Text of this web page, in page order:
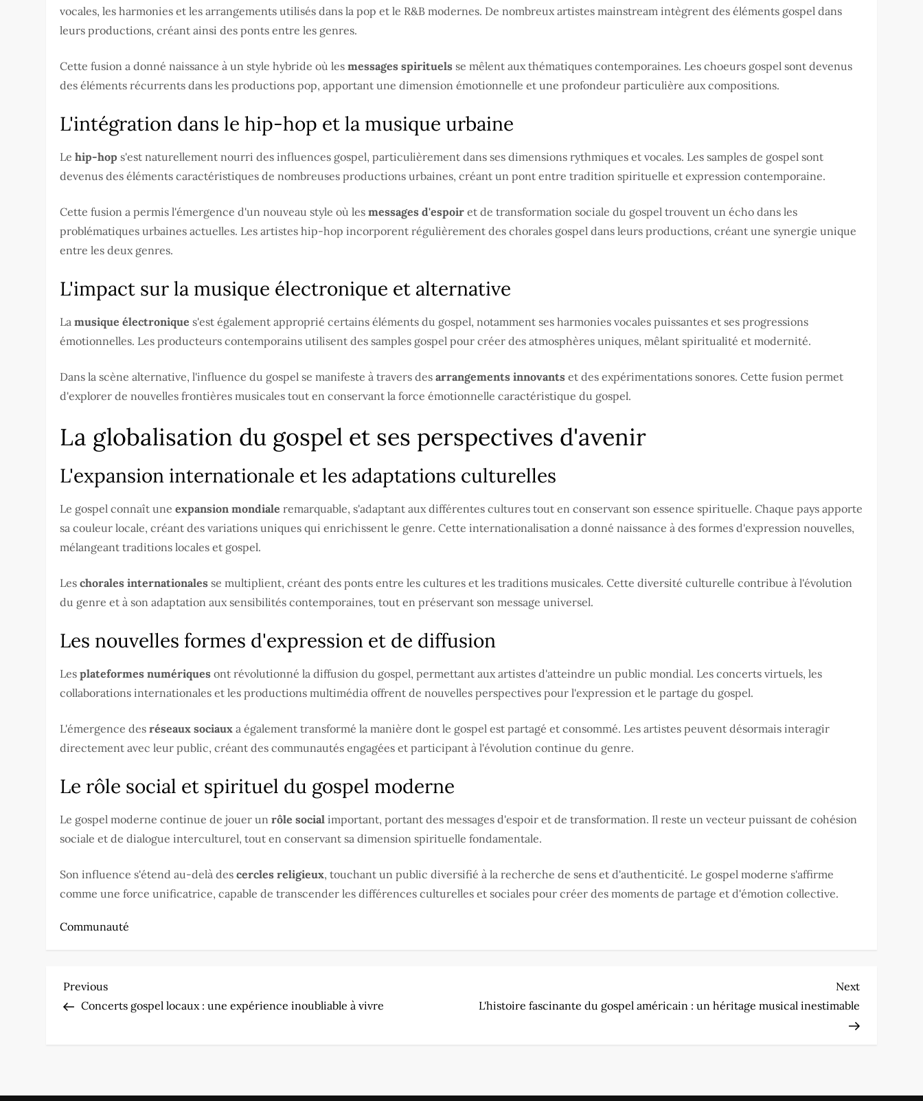
vocales, les harmonies et les arrangements utilisés dans la pop et le R&B modernes. De nombreux artistes mainstream intègrent des éléments gospel dans
leurs productions, créant ainsi des ponts entre les genres.
Cette fusion a donné naissance à un style hybride où lesmessages spirituels se mêlent aux thématiques contemporaines. Les choeurs gospel sont devenus
des éléments récurrents dans les productions pop, apportant une dimension émotionnelle et une profondeur particulière aux compositions.
L'intégration dans le hip-hop et la musique urbaine
Lehip-hop s'est naturellement nourri des influences gospel, particulièrement dans ses dimensions rythmiques et vocales. Les samples de gospel sont
devenus des éléments caractéristiques de nombreuses productions urbaines, créant un pont entre tradition spirituelle et expression contemporaine.
Cette fusion a permis l'émergence d'un nouveau style où lesmessages d'espoir et de transformation sociale du gospel trouvent un écho dans les
problématiques urbaines actuelles. Les artistes hip-hop incorporent régulièrement des chorales gospel dans leurs productions, créant une synergie unique
entre les deux genres.
L'impact sur la musique électronique et alternative
Lamusique électronique s'est également approprié certains éléments du gospel, notamment ses harmonies vocales puissantes et ses progressions
émotionnelles. Les producteurs contemporains utilisent des samples gospel pour créer des atmosphères uniques, mêlant spiritualité et modernité.
Dans la scène alternative, l'influence du gospel se manifeste à travers desarrangements innovants et des expérimentations sonores. Cette fusion permet
d'explorer de nouvelles frontières musicales tout en conservant la force émotionnelle caractéristique du gospel.
La globalisation du gospel et ses perspectives d'avenir
L'expansion internationale et les adaptations culturelles
Le gospel connaît uneexpansion mondiale remarquable, s'adaptant aux différentes cultures tout en conservant son essence spirituelle. Chaque pays apporte
sa couleur locale, créant des variations uniques qui enrichissent le genre. Cette internationalisation a donné naissance à des formes d'expression nouvelles,
mélangeant traditions locales et gospel.
Leschorales internationales se multiplient, créant des ponts entre les cultures et les traditions musicales. Cette diversité culturelle contribue à l'évolution
du genre et à son adaptation aux sensibilités contemporaines, tout en préservant son message universel.
Les nouvelles formes d'expression et de diffusion
Lesplateformes numériques ont révolutionné la diffusion du gospel, permettant aux artistes d'atteindre un public mondial. Les concerts virtuels, les
collaborations internationales et les productions multimédia offrent de nouvelles perspectives pour l'expression et le partage du gospel.
L'émergence desréseaux sociaux a également transformé la manière dont le gospel est partagé et consommé. Les artistes peuvent désormais interagir
directement avec leur public, créant des communautés engagées et participant à l'évolution continue du genre.
Le rôle social et spirituel du gospel moderne
Le gospel moderne continue de jouer unrôle social important, portant des messages d'espoir et de transformation. Il reste un vecteur puissant de cohésion
sociale et de dialogue interculturel, tout en conservant sa dimension spirituelle fondamentale.
Son influence s'étend au-delà descercles religieux, touchant un public diversifié à la recherche de sens et d'authenticité. Le gospel moderne s'affirme
comme une force unificatrice, capable de transcender les différences culturelles et sociales pour créer des moments de partage et d'émotion collective.
Communauté
N
a
Previous
Post
Previous
Concerts gospel locaux : une expérience inoubliable à vivre
Next
Post
Next
L'histoire fascinante du gospel américain : un héritage musical inestimable